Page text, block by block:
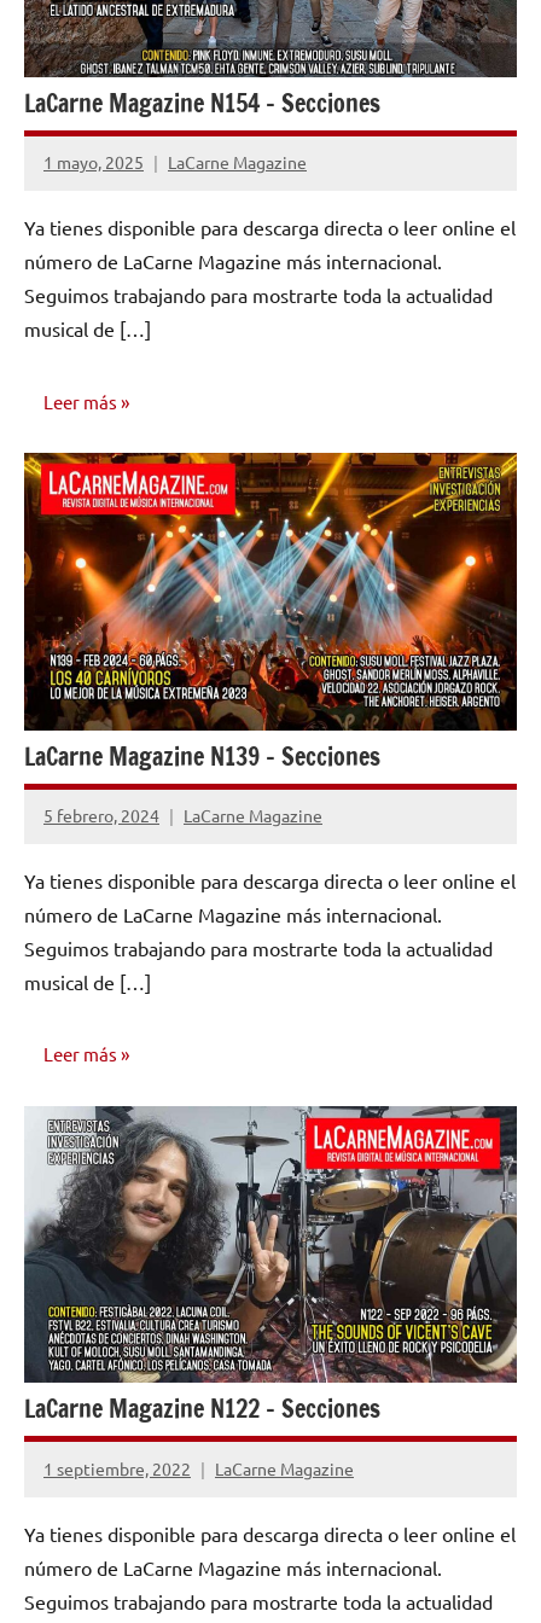
LaCarne Magazine N154 – Secciones
1 mayo, 2025 LaCarne Magazine
No
comentarios
Ya tienes disponible para descarga directa o leer online el
número de LaCarne Magazine más internacional.
Seguimos trabajando para mostrarte toda la actualidad
musical de […]
Leer más
NÚMEROS
PUBLICADOS
LaCarne Magazine N139 – Secciones
5 febrero, 2024 LaCarne Magazine
No
comentarios
Ya tienes disponible para descarga directa o leer online el
número de LaCarne Magazine más internacional.
Seguimos trabajando para mostrarte toda la actualidad
musical de […]
Leer más
NÚMEROS
PUBLICADOS
LaCarne Magazine N122 – Secciones
1 septiembre, 2022 LaCarne Magazine
No
comentarios
Ya tienes disponible para descarga directa o leer online el
número de LaCarne Magazine más internacional.
Seguimos trabajando para mostrarte toda la actualidad